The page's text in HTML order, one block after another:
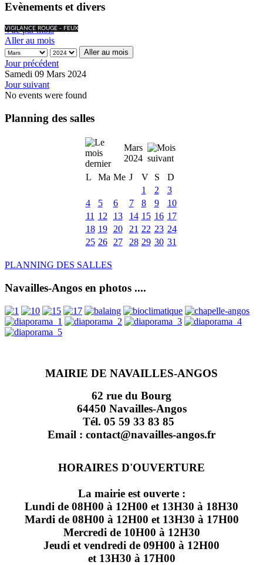
Evènements et divers
VIGILANCE ROUGE - FEUX
Vue par mois
Aller au mois
Aller au mois
Jour précédent
Samedi 09 Mars 2024
Jour suivant
No events were found
Planning des salles
Mars
2024
L
Ma Me J V S
D
1
2
3
4
5 6 7 8 9
10
11 12 13 14 15 16 17
18 19 20 21 22 23 24
25 26 27 28 29 30 31
PLANNING DES SALLES
Navailles-Angos en photos ....
MAIRIE DE NAVAILLES-ANGOS
62 rue du Bourg
64450 Navailles-Angos
Tél. 05 59 33 83 85
Email : contact@navailles-angos.fr
HORAIRES D'OUVERTURE
La mairie est ouverte :
Lundi de 08H00 à 12H00 et 13H30 à 18H30
Mardi de 08H00 à 12H00 et 13H30 à 17H00
Mercredi de 10H00 à 12H30
Jeudi et vendredi de 09H00 à 12H00
et 13H30 à 17H00